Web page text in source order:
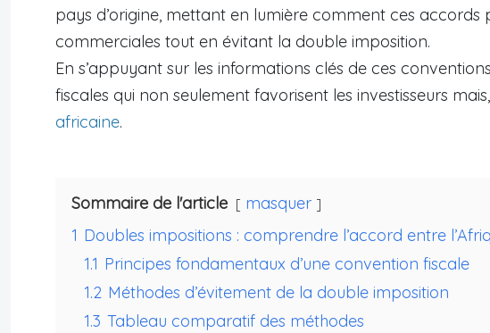
pays d’origine, mettant en lumière comment ces accords
commerciales tout en évitant la double imposition.
En s’appuyant sur les informations clés de ces
fiscales qui non seulement favorisent les investisseurs
africaine.
Sommaire de l'article
masquer
1 Doubles impositions : comprendre l’accord entre
1.1 Principes fondamentaux d’une convention fiscale
1.2 Méthodes d’évitement de la double imposition
1.3 Tableau comparatif des méthodes